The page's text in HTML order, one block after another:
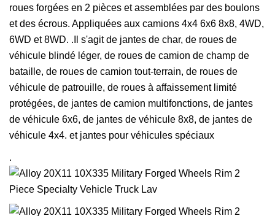
roues forgées en 2 pièces et assemblées par des boulons
et des écrous. Appliquées aux camions 4x4 6x6 8x8, 4WD,
6WD et 8WD. .Il s'agit de jantes de char, de roues de
véhicule blindé léger, de roues de camion de champ de
bataille, de roues de camion tout-terrain, de roues de
véhicule de patrouille, de roues à affaissement limité
protégées, de jantes de camion multifonctions, de jantes
de véhicule 6x6, de jantes de véhicule 8x8, de jantes de
véhicule 4x4. et jantes pour véhicules spéciaux
.